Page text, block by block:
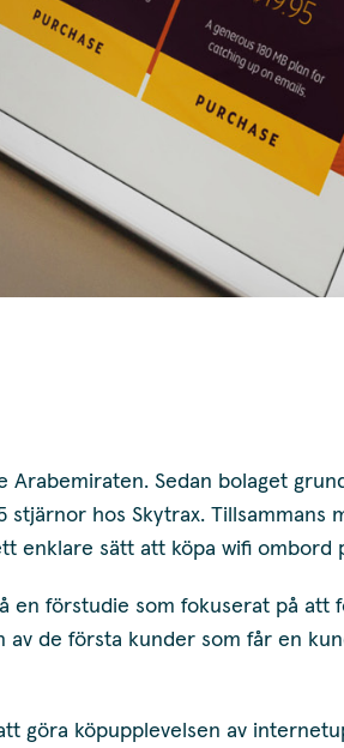
Arabemiraten. Sedan bolaget
hos Skytrax. Tillsammans
enklare sätt att köpa wifi ombord
en förstudie som fokuserat på att
de första kunder som får en
göra köpupplevelsen av